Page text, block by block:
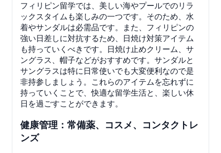
フィリピン留学では、美しい海やプールでのリラ
ックスタイムも楽しみの一つです。そのため、水
着やサンダルは必需品です。また、フィリピンの
強い日差しに対抗するため、日焼け対策アイテム
も持っていくべきです。日焼け止めクリーム、サ
ングラス、帽子などがおすすめです。サンダルと
サングラスは特に日常使いでも大変便利なので是
非持参しましょう。これらのアイテムを忘れずに
持っていくことで、快適な留学生活と、楽しい休
日を過ごすことができます。
健康管理：常備薬、コスメ、コンタクトレ
ンズ